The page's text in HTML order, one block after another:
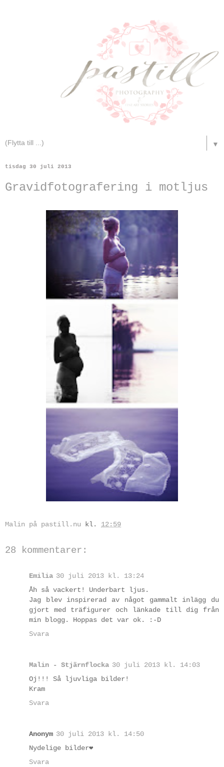
▼
tisdag 30 juli 2013
Gravidfotografering i motljus
Malin på pastill.nu kl. 12:59
28 kommentarer:
Emilia 30 juli 2013 kl. 13:24
Åh så vackert! Underbart ljus.
Jag blev inspirerad av något gammalt inlägg du
gjort med träfigurer och länkade till dig från
min blogg. Hoppas det var ok. :-D
Svara
Malin - Stjärnflocka 30 juli 2013 kl. 14:03
Oj!!! Så ljuvliga bilder!
Kram
Svara
Anonym 30 juli 2013 kl. 14:50
Nydelige bilder❤
Svara